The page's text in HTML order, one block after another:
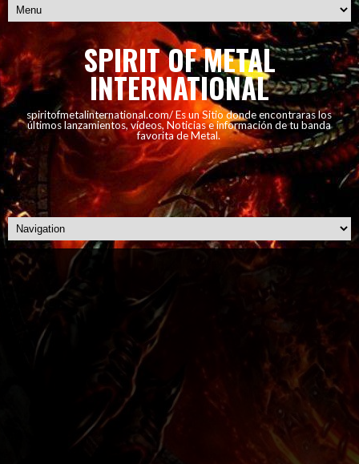
SPIRIT OF METAL
INTERNATIONAL
spiritofmetalinternational.com/ Es un Sitio donde encontraras los
últimos lanzamientos, vídeos, Noticias e información de tu banda
favorita de Metal.